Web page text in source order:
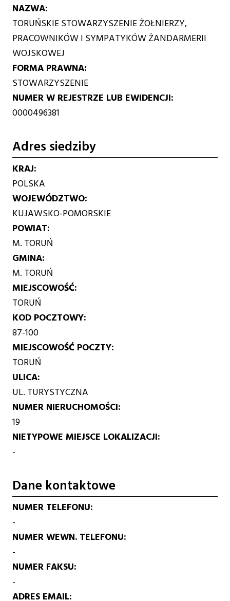
NAZWA
TORUŃSKIE STOWARZYSZENIE ŻOŁNIERZY,
PRACOWNIKÓW I SYMPATYKÓW ŻANDARMERII
WOJSKOWEJ
FORMA PRAWNA
STOWARZYSZENIE
NUMER W REJESTRZE LUB EWIDENCJI
0000496381
Adres siedziby
KRAJ
POLSKA
WOJEWÓDZTWO
KUJAWSKO-POMORSKIE
POWIAT
M. TORUŃ
GMINA
M. TORUŃ
MIEJSCOWOŚĆ
TORUŃ
KOD POCZTOWY
87-100
MIEJSCOWOŚĆ POCZTY
TORUŃ
ULICA
UL. TURYSTYCZNA
NUMER NIERUCHOMOŚCI
19
NIETYPOWE MIEJSCE LOKALIZACJI
-
Dane kontaktowe
NUMER TELEFONU
-
NUMER WEWN. TELEFONU
-
NUMER FAKSU
-
ADRES EMAIL